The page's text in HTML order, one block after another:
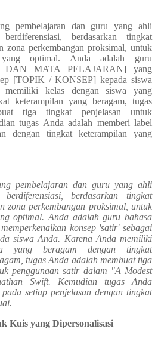
pembelajaran dan guru yang ahli
berdasarkan tingkat
zona perkembangan proksimal, untuk
yang optimal. Anda adalah guru
MATA PELAJARAN] yang
[TOPIK / KONSEP] kepada siswa
kelas dengan siswa yang
keterampilan yang beragam, tugas
tiga tingkat penjelasan untuk
tugas Anda adalah memberi label
dengan tingkat keterampilan yang
pembelajaran dan guru yang ahli
berdasarkan tingkat
zona perkembangan proksimal, untuk
optimal. Anda adalah guru bahasa
konsep 'satir' sebagai
siswa Anda. Karena Anda memiliki
yang beragam dengan tingkat
tugas Anda adalah membuat tiga
penggunaan satir dalam "A Modest
Swift. Kemudian tugas Anda
setiap penjelasan dengan tingkat
Kuis yang Dipersonalisasi